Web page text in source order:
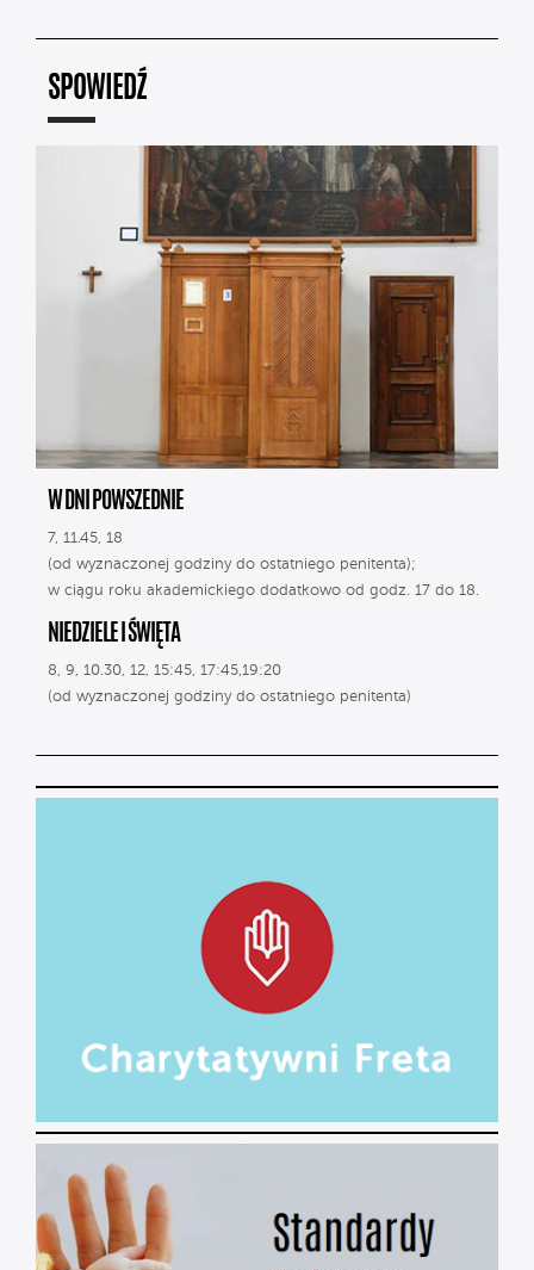
SPOWIEDŹ
W DNI POWSZEDNIE
7, 11.45, 18
(od wyznaczonej godziny do ostatniego penitenta);
w ciągu roku akademickiego dodatkowo od godz. 17 do 18.
NIEDZIELE I ŚWIĘTA
8, 9, 10.30, 12, 15:45, 17:45,19:20
(od wyznaczonej godziny do ostatniego penitenta)